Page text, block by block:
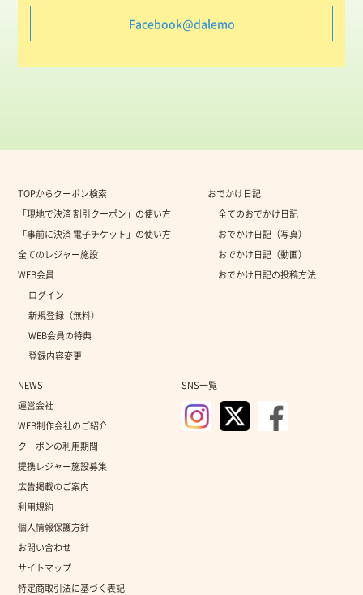
Facebook@dalemo
TOPからクーポン検索
「現地で決済 割引クーポン」の使い方
「事前に決済 電子チケット」の使い方
全てのレジャー施設
WEB会員
ログイン
新規登録（無料）
WEB会員の特典
登録内容変更
おでかけ日記
全てのおでかけ日記
おでかけ日記（写真）
おでかけ日記（動画）
おでかけ日記の投稿方法
NEWS
運営会社
WEB制作会社のご紹介
クーポンの利用期間
提携レジャー施設募集
広告掲載のご案内
利用規約
個人情報保護方針
お問い合わせ
サイトマップ
特定商取引法に基づく表記
SNS一覧